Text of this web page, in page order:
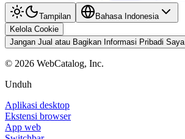
Tampilan
Bahasa Indonesia
Kelola Cookie
Jangan Jual atau Bagikan Informasi Pribadi Saya
© 2026 WebCatalog, Inc.
Unduh
Aplikasi desktop
Ekstensi browser
App web